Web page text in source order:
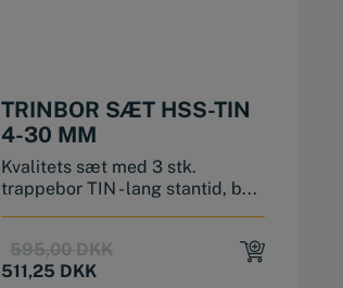
TRINBOR SÆT HSS-TIN
4-30 MM
Kvalitets sæt med 3 stk.
trappebor TIN - lang stantid, b...
595,00DKKOriginal
511,25 DKK
Current